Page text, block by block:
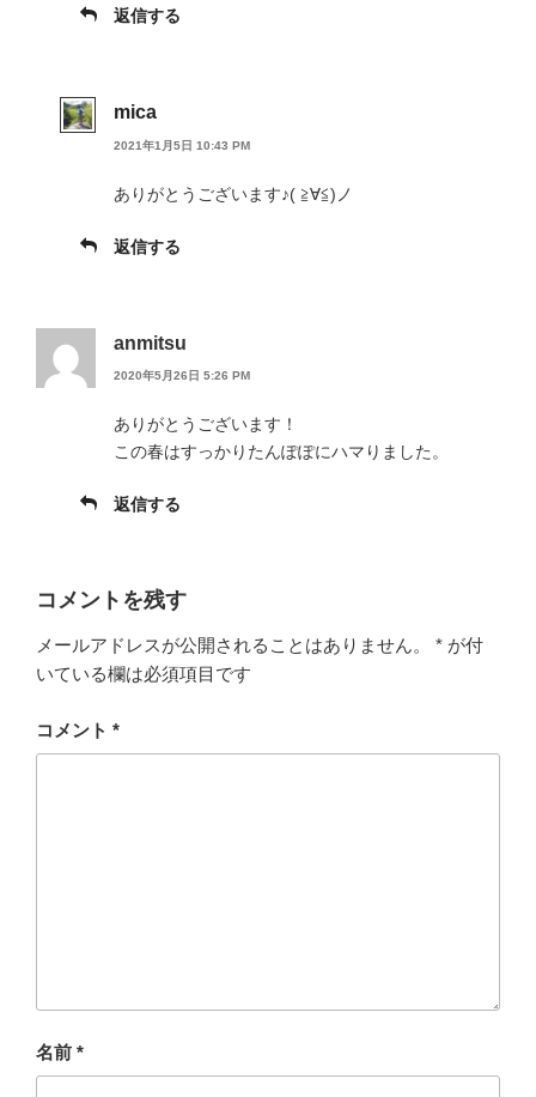
返信する
mica
2021年1月5日 10:43 PM
ありがとうございます♪( ≧∀≦)ノ
返信する
anmitsu
2020年5月26日 5:26 PM
ありがとうございます！
この春はすっかりたんぽぽにハマりました。
返信する
コメントを残す
メールアドレスが公開されることはありません。 * が付
いている欄は必須項目です
コメント *
名前 *